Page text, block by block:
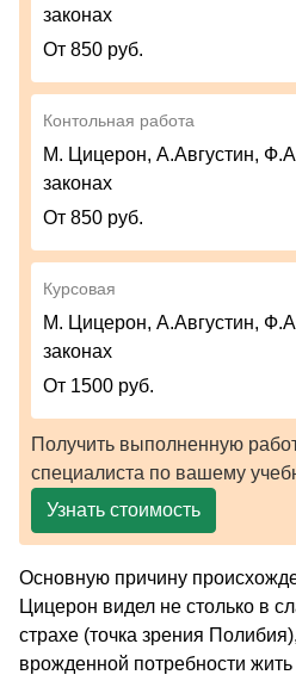
законах
От 850 руб.
Контольная работа
М. Цицерон, А.Августин,
законах
От 850 руб.
Курсовая
М. Цицерон, А.Августин,
законах
От 1500 руб.
Получить выполненную
специалиста по вашему
Узнать стоимость
Основную причину
Цицерон видел не столько в
страхе (точка зрения
врожденной потребности